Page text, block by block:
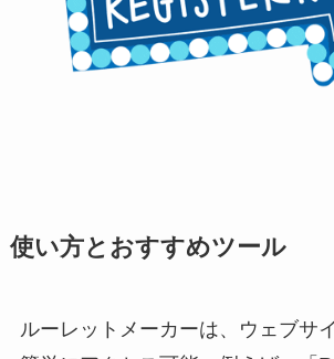
使い方とおすすめツール
ルーレットメーカーは、ウェブサ